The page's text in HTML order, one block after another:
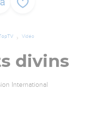
Vidéo
divins
International